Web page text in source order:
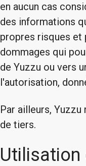
en aucun cas
des informations
propres risques et
dommages qui
de Yuzzu ou vers
l'autorisation,
Par ailleurs,
de tiers.
Utilisation